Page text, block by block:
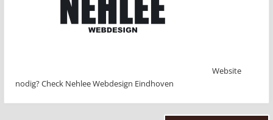
Website
nodig? Check Nehlee Webdesign Eindhoven